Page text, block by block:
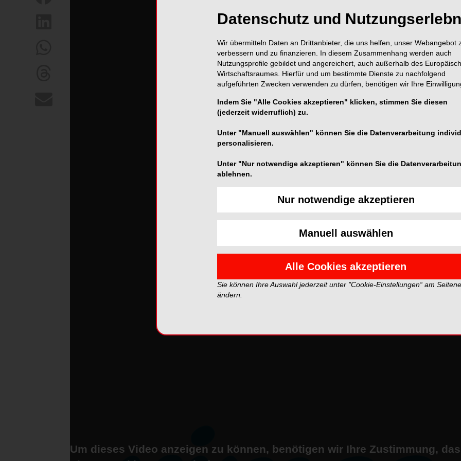
Um dieses Video anzeigen zu können, benötigen wir Ihre Zustimmung,
Datenschutz und
Wir übermitteln Daten an Drittanbieter, die uns helfen, unser Webangebot
verbessern und zu finanzieren. In diesem Zusammenhang werden auch
Nutzungsprofile gebildet und angereichert, auch außerhalb des
Wirtschaftsraumes. Hierfür und um bestimmte Dienste zu nachfolgend
aufgeführten Zwecken verwenden zu dürfen, benötigen wir Ihre
Indem Sie "Alle Cookies akzeptieren" klicken, stimmen Sie diesen
(jederzeit widerruflich) zu.
Unter "Manuell auswählen" können Sie die Datenverarbeitung
personalisieren.
Unter "Nur notwendige akzeptieren" können Sie die
ablehnen.
Nur notwendige akzeptieren
Manuell auswählen
Alle Cookies akzeptieren
Sie können Ihre Auswahl jederzeit unter "Cookie-Einstellungen“ am
ändern.